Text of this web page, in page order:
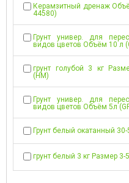
Керамзитный дренаж
44580)
Грунт универ. для
видов цветов Объём 10 л
грунт голубой 3 кг
(НМ)
Грунт универ. для
видов цветов Объём 5л
Грунт белый окатанный
грунт белый 3 кг Размер